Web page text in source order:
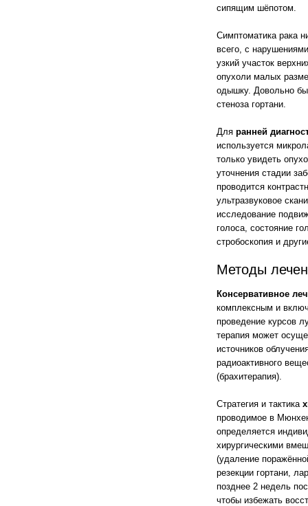
сипящим шёпотом.
Симптоматика рака
всего, с
узкий участок
опухоли малых
одышку. Довольно
стеноза гортани.
Для ранней
используется
только увидеть
уточнения стадии
проводится
ультразвуковое
исследование
голоса, состояние
стробоскопия и
Методы
Консервативное
комплексным и
проведение курсов
терапия может
источников
радиоактивного
(брахитерапия).
Стратегия и тактика
проводимое в
определяется
хирургическими
(удаление
резекции гортани,
позднее 2 недель
чтобы избежать